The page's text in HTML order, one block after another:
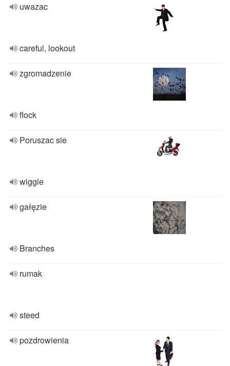
uwazac
careful, lookout
zgromadzenie
flock
Poruszac sie
wiggle
gałęzie
Branches
rumak
steed
pozdrowienia